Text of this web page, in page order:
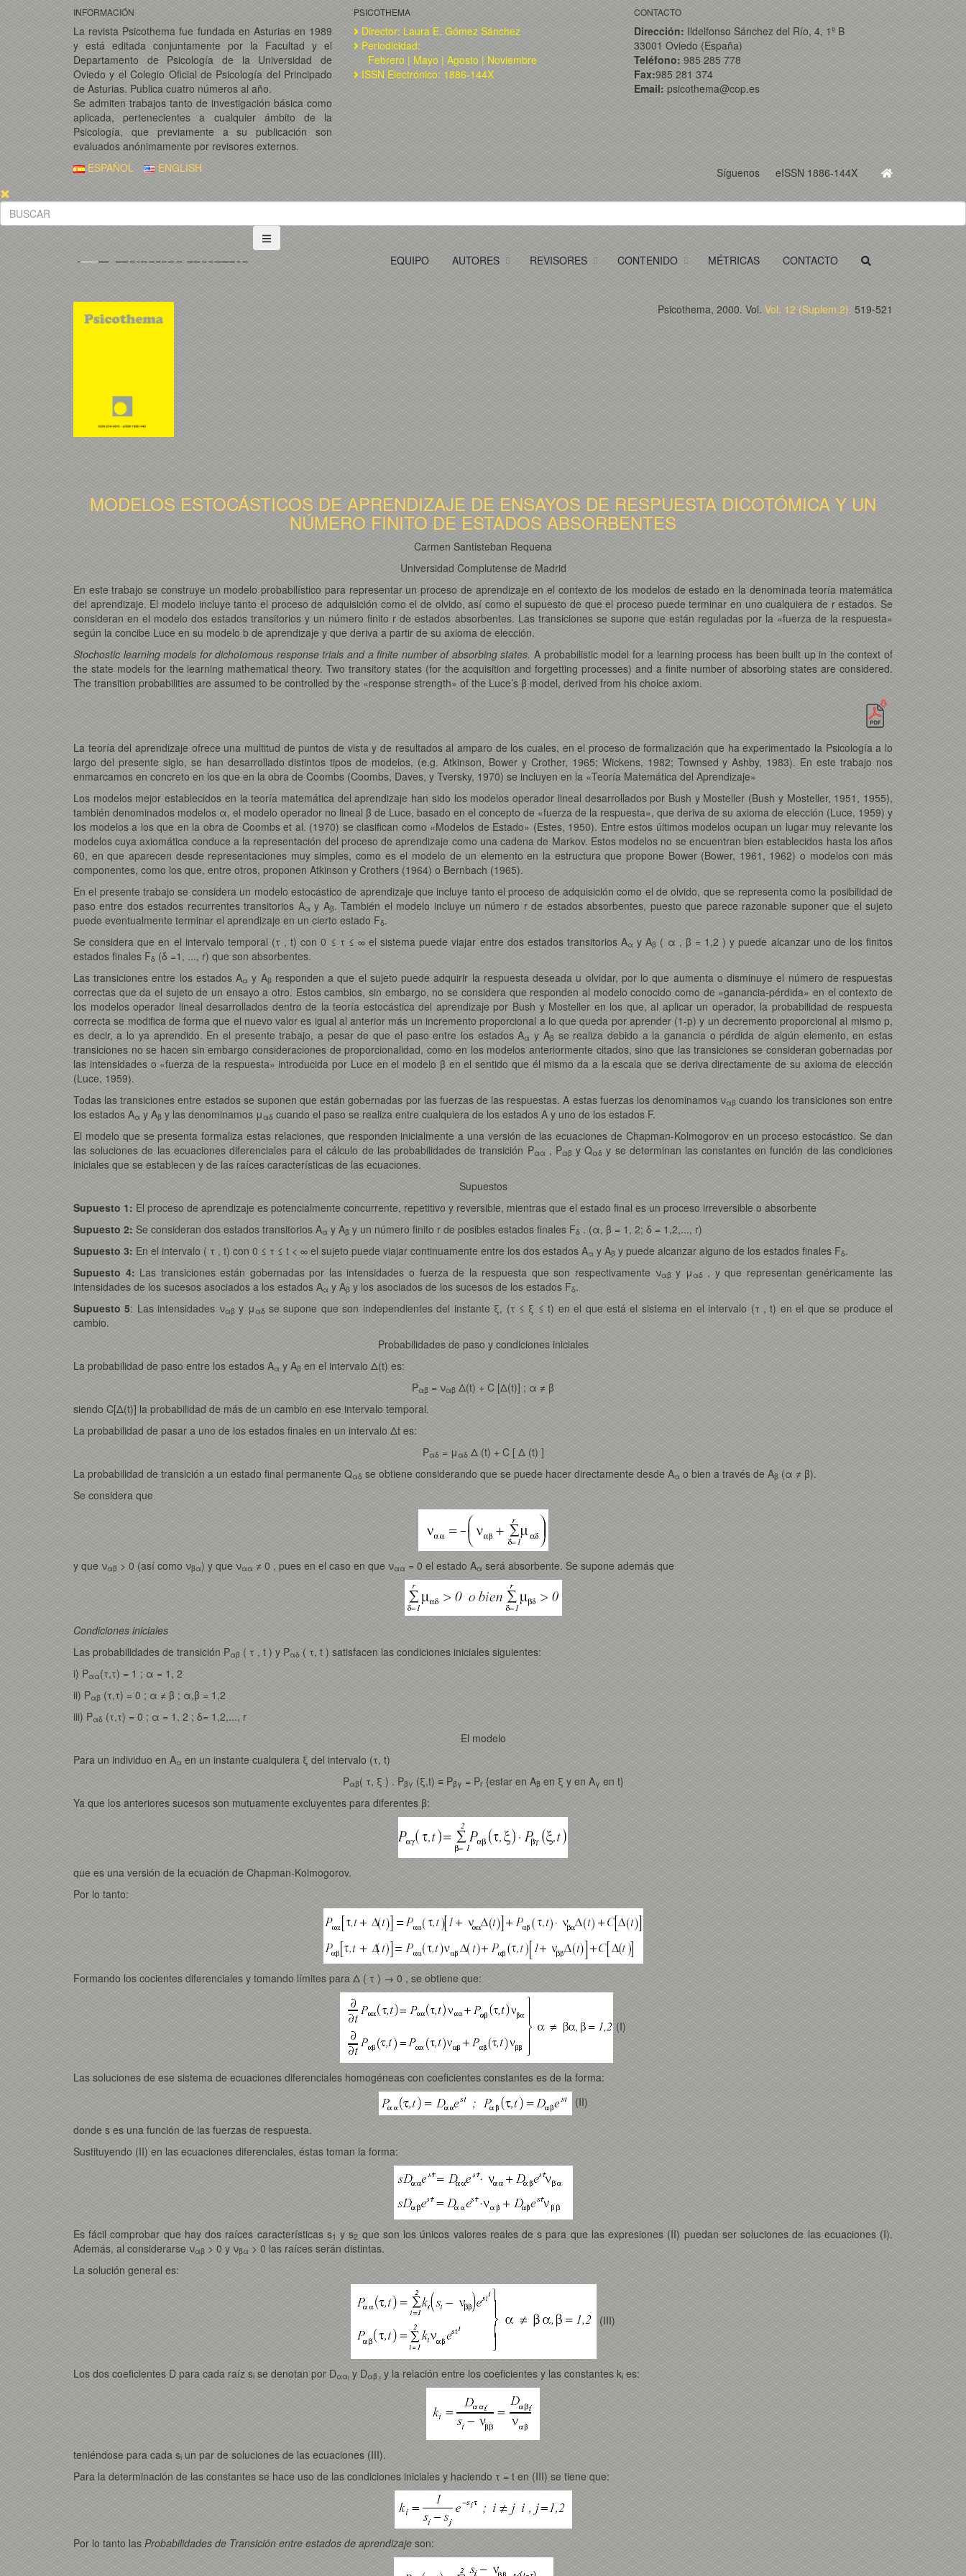
INFORMACIÓN
La revista Psicothema fue fundada en Asturias en 1989
y está editada conjuntamente por la Facultad y el
Departamento de Psicología de la Universidad de
Oviedo y el Colegio Oficial de Psicología del Principado
de Asturias. Publica cuatro números al año.
Se admiten trabajos tanto de investigación básica como
aplicada, pertenecientes a cualquier ámbito de la
Psicología, que previamente a su publicación son
evaluados anónimamente por revisores externos.
PSICOTHEMA
Director: Laura E. Gómez Sánchez
Periodicidad:
Febrero | Mayo | Agosto | Noviembre
ISSN Electrónico: 1886-144X
CONTACTO
Dirección: Ildelfonso Sánchez del Río, 4, 1º B
33001 Oviedo (España)
Teléfono: 985 285 778
Fax:985 281 374
Email: psicothema@cop.es
Síguenos eISSN 1886-144X
ESPAÑOL ENGLISH
EQUIPO AUTORES REVISORES CONTENIDO MÉTRICAS CONTACTO
Psicothema, 2000. Vol. Vol. 12 (Suplem.2). 519-521
MODELOS ESTOCÁSTICOS DE APRENDIZAJE DE ENSAYOS DE RESPUESTA DICOTÓMICA Y UN
NÚMERO FINITO DE ESTADOS ABSORBENTES
Carmen Santisteban Requena
Universidad Complutense de Madrid
En este trabajo se construye un modelo probabilístico para representar un proceso de aprendizaje en el contexto de los modelos de estado en la denominada teoría matemática
del aprendizaje. El modelo incluye tanto el proceso de adquisición como el de olvido, así como el supuesto de que el proceso puede terminar en uno cualquiera de r estados. Se
consideran en el modelo dos estados transitorios y un número finito r de estados absorbentes. Las transiciones se supone que están reguladas por la «fuerza de la respuesta»
según la concibe Luce en su modelo b de aprendizaje y que deriva a partir de su axioma de elección.
Stochostic learning models for dichotomous response trials and a finite number of absorbing states. A probabilistic model for a learning process has been built up in the context of
the state models for the learning mathematical theory. Two transitory states (for the acquisition and forgetting processes) and a finite number of absorbing states are considered.
The transition probabilities are assumed to be controlled by the «response strength» of the Luce’s β model, derived from his choice axiom.
La teoría del aprendizaje ofrece una multitud de puntos de vista y de resultados al amparo de los cuales, en el proceso de formalización que ha experimentado la Psicología a lo
largo del presente siglo, se han desarrollado distintos tipos de modelos, (e.g. Atkinson, Bower y Crother, 1965; Wickens, 1982; Townsed y Ashby, 1983). En este trabajo nos
enmarcamos en concreto en los que en la obra de Coombs (Coombs, Daves, y Tversky, 1970) se incluyen en la «Teoría Matemática del Aprendizaje»
Los modelos mejor establecidos en la teoría matemática del aprendizaje han sido los modelos operador lineal desarrollados por Bush y Mosteller (Bush y Mosteller, 1951, 1955),
también denominados modelos α, el modelo operador no lineal β de Luce, basado en el concepto de «fuerza de la respuesta», que deriva de su axioma de elección (Luce, 1959) y
los modelos a los que en la obra de Coombs et al. (1970) se clasifican como «Modelos de Estado» (Estes, 1950). Entre estos últimos modelos ocupan un lugar muy relevante los
modelos cuya axiomática conduce a la representación del proceso de aprendizaje como una cadena de Markov. Estos modelos no se encuentran bien establecidos hasta los años
60, en que aparecen desde representaciones muy simples, como es el modelo de un elemento en la estructura que propone Bower (Bower, 1961, 1962) o modelos con más
componentes, como los que, entre otros, proponen Atkinson y Crothers (1964) o Bernbach (1965).
En el presente trabajo se considera un modelo estocástico de aprendizaje que incluye tanto el proceso de adquisición como el de olvido, que se representa como la posibilidad de
paso entre dos estados recurrentes transitorios Aαy Aβ. También el modelo incluye un número r de estados absorbentes, puesto que parece razonable suponer que el sujeto
puede eventualmente terminar el aprendizaje en un cierto estado Fδ.
Se considera que en el intervalo temporal (τ , t) con 0 ≤ τ ≤ ∞ el sistema puede viajar entre dos estados transitorios Aα y Aβ ( α , β = 1,2 ) y puede alcanzar uno de los finitos
estados finales Fδ (δ =1, ..., r) que son absorbentes.
Las transiciones entre los estados Aα y Aβ responden a que el sujeto puede adquirir la respuesta deseada u olvidar, por lo que aumenta o disminuye el número de respuestas
correctas que da el sujeto de un ensayo a otro. Estos cambios, sin embargo, no se considera que responden al modelo conocido como de «ganancia-pérdida» en el contexto de
los modelos operador lineal desarrollados dentro de la teoría estocástica del aprendizaje por Bush y Mosteller en los que, al aplicar un operador, la probabilidad de respuesta
correcta se modifica de forma que el nuevo valor es igual al anterior más un incremento proporcional a lo que queda por aprender (1-p) y un decremento proporcional al mismo p,
es decir, a lo ya aprendido. En el presente trabajo, a pesar de que el paso entre los estados Aα y Aβse realiza debido a la ganancia o pérdida de algún elemento, en estas
transiciones no se hacen sin embargo consideraciones de proporcionalidad, como en los modelos anteriormente citados, sino que las transiciones se consideran gobernadas por
las intensidades o «fuerza de la respuesta» introducida por Luce en el modelo β en el sentido que él mismo da a la escala que se deriva directamente de su axioma de elección
(Luce, 1959).
Todas las transiciones entre estados se suponen que están gobernadas por las fuerzas de las respuestas. A estas fuerzas los denominamos ναβ cuando los transiciones son entre
los estados Aα y Aβ y las denominamos μαδ cuando el paso se realiza entre cualquiera de los estados A y uno de los estados F.
El modelo que se presenta formaliza estas relaciones, que responden inicialmente a una versión de las ecuaciones de Chapman-Kolmogorov en un proceso estocástico. Se dan
las soluciones de las ecuaciones diferenciales para el cálculo de las probabilidades de transición Pαα, Pαβ y Qαδ y se determinan las constantes en función de las condiciones
iniciales que se establecen y de las raíces características de las ecuaciones.
Supuestos
Supuesto 1: El proceso de aprendizaje es potencialmente concurrente, repetitivo y reversible, mientras que el estado final es un proceso irreversible o absorbente
Supuesto 2: Se consideran dos estados transitorios Aα y Aβ y un número finito r de posibles estados finales Fδ . (α, β = 1, 2; δ = 1,2,..., r)
Supuesto 3: En el intervalo ( τ , t) con 0 ≤ τ ≤ t < ∞ el sujeto puede viajar continuamente entre los dos estados Aα y Aβ y puede alcanzar alguno de los estados finales Fδ.
Supuesto 4: Las transiciones están gobernadas por las intensidades o fuerza de la respuesta que son respectivamente ναβ y μαδ , y que representan genéricamente las
intensidades de los sucesos asociados a los estados Aα y Aβ y los asociados de los sucesos de los estados Fδ.
Supuesto 5: Las intensidades ναβ y μαδ se supone que son independientes del instante ξ, (τ ≤ ξ ≤ t) en el que está el sistema en el intervalo (τ , t) en el que se produce el
cambio.
Probabilidades de paso y condiciones iniciales
La probabilidad de paso entre los estados Aα y Aβ en el intervalo Δ(t) es:
Pαβ = ναβ Δ(t) + C [Δ(t)] ; α ≠ β
siendo C[Δ(t)] la probabilidad de más de un cambio en ese intervalo temporal.
La probabilidad de pasar a uno de los estados finales en un intervalo Δt es:
Pαδ= μαδΔ (t) + C [ Δ (t) ]
La probabilidad de transición a un estado final permanente Qαδ se obtiene considerando que se puede hacer directamente desde Aα o bien a través de Aβ (α ≠ β).
Se considera que
y que ναβ > 0 (así como νβα) y que ναα ≠ 0 , pues en el caso en que ναα = 0 el estado Aα será absorbente. Se supone además que
Condiciones iniciales
Las probabilidades de transición Pαβ ( τ , t ) y Pαδ ( τ, t ) satisfacen las condiciones iniciales siguientes:
i) Pαα(τ,τ) = 1 ; α = 1, 2
ii) Pαβ (τ,τ) = 0 ; α ≠ β ; α,β = 1,2
iii) Pαδ (τ,τ) = 0 ; α = 1, 2 ; δ= 1,2,..., r
El modelo
Para un individuo en Aα en un instante cualquiera ξ del intervalo (τ, t)
Pαβ( τ, ξ ) . Pβγ (ξ,t) ≡ Pβγ = Pr{estar en Aβ en ξ y en Aγ en t}
Ya que los anteriores sucesos son mutuamente excluyentes para diferentes β:
que es una versión de la ecuación de Chapman-Kolmogorov.
Por lo tanto:
Formando los cocientes diferenciales y tomando límites para Δ ( τ ) → 0 , se obtiene que:
(I)
Las soluciones de ese sistema de ecuaciones diferenciales homogéneas con coeficientes constantes es de la forma:
(II)
donde s es una función de las fuerzas de respuesta.
Sustituyendo (II) en las ecuaciones diferenciales, éstas toman la forma:
Es fácil comprobar que hay dos raíces características s1 y s2 que son los únicos valores reales de s para que las expresiones (II) puedan ser soluciones de las ecuaciones (I).
Además, al considerarse ναβ > 0 y νβα > 0 las raíces serán distintas.
La solución general es:
(III)
Los dos coeficientes D para cada raíz si se denotan por Dααi y Dαβ i y la relación entre los coeficientes y las constantes ki es:
teniéndose para cada si un par de soluciones de las ecuaciones (III).
Para la determinación de las constantes se hace uso de las condiciones iniciales y haciendo τ = t en (III) se tiene que:
Por lo tanto las Probabilidades de Transición entre estados de aprendizaje son: